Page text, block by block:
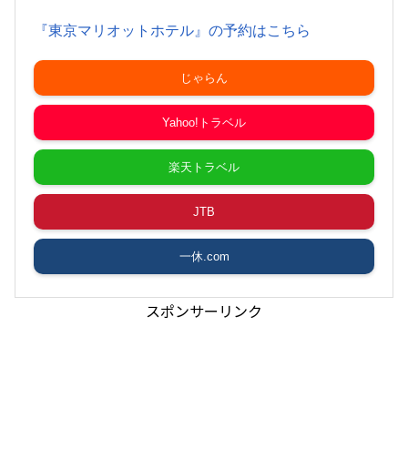
『東京マリオットホテル』の予約はこちら
じゃらん
Yahoo!トラベル
楽天トラベル
JTB
一休.com
スポンサーリンク